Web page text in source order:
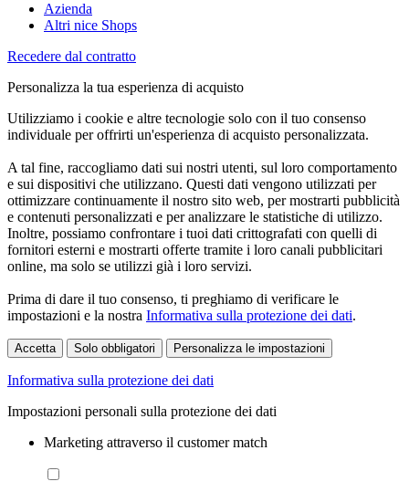
Azienda
Altri nice Shops
Recedere dal contratto
Personalizza la tua esperienza di acquisto
Utilizziamo i cookie e altre tecnologie solo con il tuo consenso
individuale per offrirti un'esperienza di acquisto personalizzata.
A tal fine, raccogliamo dati sui nostri utenti, sul loro comportamento
e sui dispositivi che utilizzano. Questi dati vengono utilizzati per
ottimizzare continuamente il nostro sito web, per mostrarti pubblicità
e contenuti personalizzati e per analizzare le statistiche di utilizzo.
Inoltre, possiamo confrontare i tuoi dati crittografati con quelli di
fornitori esterni e mostrarti offerte tramite i loro canali pubblicitari
online, ma solo se utilizzi già i loro servizi.
Prima di dare il tuo consenso, ti preghiamo di verificare le
impostazioni e la nostra Informativa sulla protezione dei dati.
Accetta Solo obbligatori Personalizza le impostazioni
Informativa sulla protezione dei dati
Impostazioni personali sulla protezione dei dati
Marketing attraverso il customer match